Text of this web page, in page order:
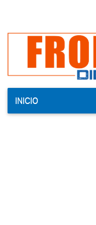
INICIO